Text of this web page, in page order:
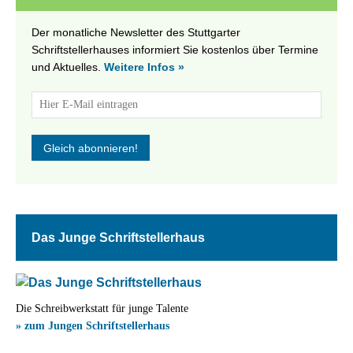
Der monatliche Newsletter des Stuttgarter
Schriftstellerhauses informiert Sie kostenlos über Termine
und Aktuelles. Weitere Infos »
Das Junge Schriftstellerhaus
Die Schreibwerkstatt für junge Talente
» zum Jungen Schriftstellerhaus